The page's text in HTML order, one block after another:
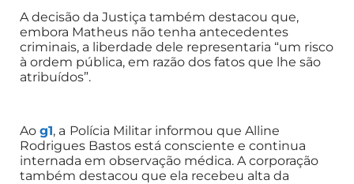
A decisão da Justiça também destacou que,
embora Matheus não tenha antecedentes
criminais, a liberdade dele representaria “um risco
à ordem pública, em razão dos fatos que lhe são
atribuídos”.
Ao g1, a Polícia Militar informou que Alline
Rodrigues Bastos está consciente e continua
internada em observação médica. A corporação
também destacou que ela recebeu alta da